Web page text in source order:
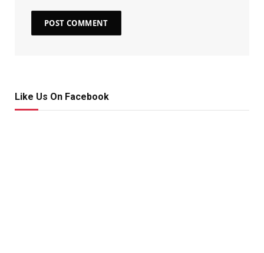
Like Us On Facebook